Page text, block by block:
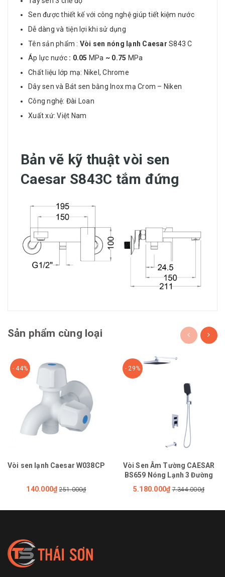
Sen được thiết kế với công nghệ giúp tiết kiệm nước
Dễ dàng và tiện lợi khi sử dụng
Tên sản phẩm : Vòi sen nóng lạnh Caesar S843 C
Áp lực nước: 0.05 MPa ~ 0.75 MPa
Chất liệu lớp mạ: Nikel, Chrome
Dây sen và Bát sen bằng Inox mạ Crom – Niken
Công nghệ: Đài Loan
Xuất xứ: Việt Nam
Bản vẽ kỹ thuật vòi sen
Caesar S843C tắm đứng
Sản phẩm cùng loại
- 44%
Vòi sen lạnh Caesar W038CP
140.000₫ 251.000₫
- 29%
Vòi Sen Âm Tường CAESAR
BS659 Nóng Lạnh 3 Đường
5.180.000₫ 7.344.000₫